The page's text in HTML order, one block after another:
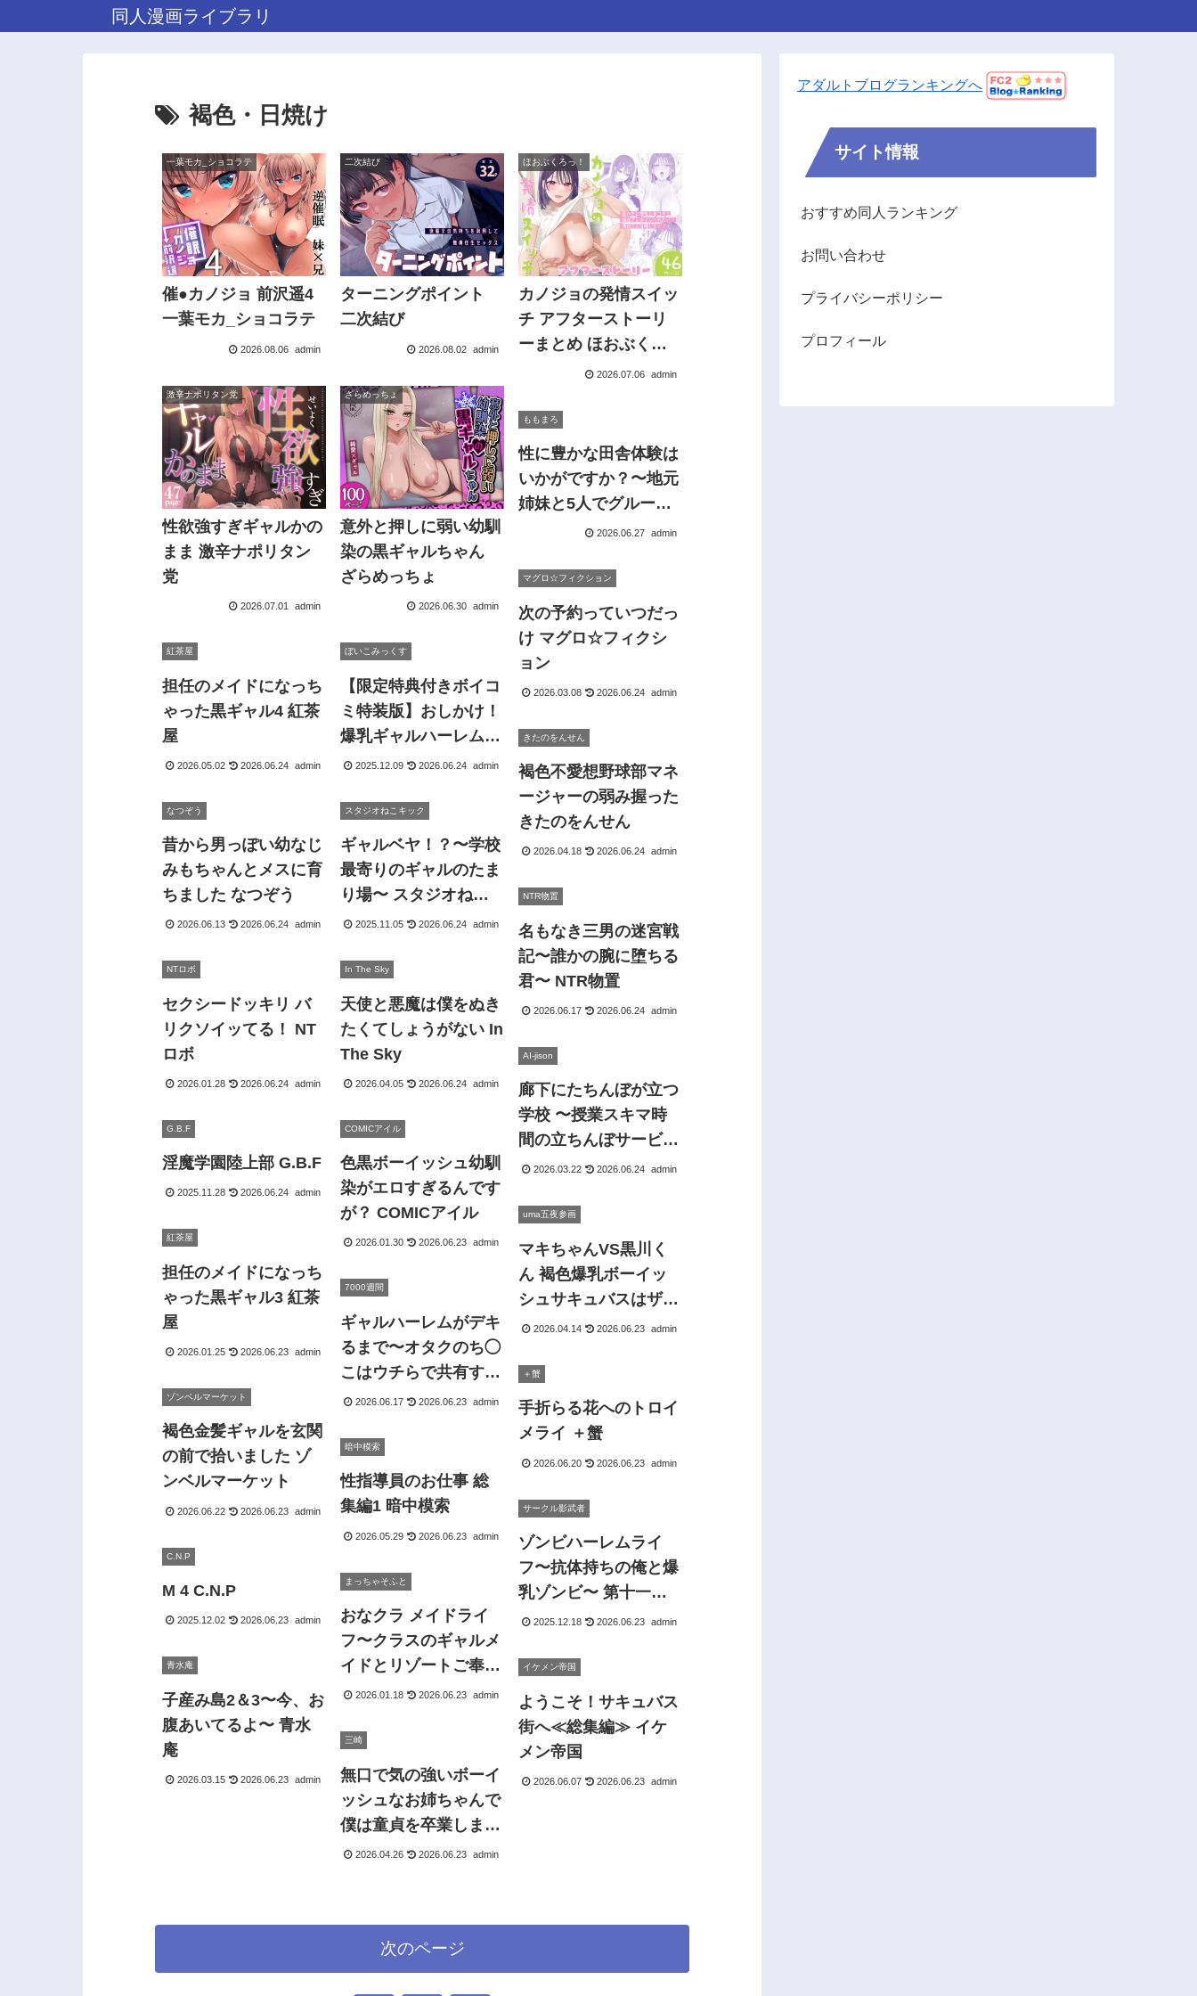
同人漫画ライブラリ
褐色・日焼け
一葉モカ_ショコラテ
催●カノジョ 前沢遥4
一葉モカ_ショコラテ
2026.08.06 admin
二次結び
ターニングポイント
二次結び
2026.08.02 admin
ほおぶくろっ！
カノジョの発情スイッ
チ アフターストーリ
ーまとめ ほおぶくろ
2026.07.06 admin
激辛ナポリタン党
性欲強すぎギャルかの
まま 激辛ナポリタン
党
2026.07.01 admin
ざらめっちょ
意外と押しに弱い幼馴
染の黒ギャルちゃん
ざらめっちょ
2026.06.30 admin
ももまろ
性に豊かな田舎体験は
いかがですか？〜地元
姉妹と5人でグループ
セックス〜 ももまろ
2026.06.27 admin
マグロ☆フィクション
次の予約っていつだっ
け マグロ☆フィクシ
ョン
2026.03.08 2026.06.24 admin
紅茶屋
担任のメイドになっち
ゃった黒ギャル4 紅茶
屋
2026.05.02 2026.06.24 admin
ぼいこみっくす
【限定特典付きボイコ
ミ特装版】おしかけ！
爆乳ギャルハーレム性
活 ぼいこみっくす
2025.12.09 2026.06.24 admin
きたのをんせん
褐色不愛想野球部マネ
ージャーの弱み握った
きたのをんせん
2026.04.18 2026.06.24 admin
なつぞう
昔から男っぽい幼なじ
みもちゃんとメスに育
ちました なつぞう
2026.06.13 2026.06.24 admin
スタジオねこキック
ギャルベヤ！？〜学校
最寄りのギャルのたま
り場〜 スタジオねこ
キック
2025.11.05 2026.06.24 admin
NTR物置
名もなき三男の迷宮戦
記〜誰かの腕に堕ちる
君〜 NTR物置
2026.06.17 2026.06.24 admin
NTロボ
セクシードッキリ バ
リクソイッてる！ NT
ロボ
2026.01.28 2026.06.24 admin
In The Sky
天使と悪魔は僕をぬき
たくてしょうがない In
The Sky
2026.04.05 2026.06.24 admin
AI-jison
廊下にたちんぼが立つ
学校 〜授業スキマ時
間の立ちんぼサービ
ス！清楚系からギャル
ル鳴るまでイキまく
り！ AI-jison
2026.03.22 2026.06.24 admin
G.B.F
淫魔学園陸上部 G.B.F
2025.11.28 2026.06.24 admin
COMICアイル
色黒ボーイッシュ幼馴
染がエロすぎるんです
が？ COMICアイル
2026.01.30 2026.06.23 admin
uma五夜参画
マキちゃんVS黒川く
ん 褐色爆乳ボーイッ
シュサキュバスはザー
ボテの夢を見るか？
2026.04.14 2026.06.23 admin
紅茶屋
担任のメイドになっち
ゃった黒ギャル3 紅茶
屋
2026.01.25 2026.06.23 admin
7000週間
ギャルハーレムがデキ
るまで〜オタクのち◯
こはウチらで共有する
って決めたから〜
2026.06.17 2026.06.23 admin
＋蟹
手折らる花へのトロイ
メライ ＋蟹
2026.06.20 2026.06.23 admin
ゾンベルマーケット
褐色金髪ギャルを玄関
の前で拾いました ゾ
ンベルマーケット
2026.06.22 2026.06.23 admin
暗中模索
性指導員のお仕事 総
集編1 暗中模索
2026.05.29 2026.06.23 admin
サークル影武者
ゾンビハーレムライ
フ〜抗体持ちの俺と爆
乳ゾンビ〜 第十一話
サークル影武者
2025.12.18 2026.06.23 admin
C.N.P
M 4 C.N.P
2025.12.02 2026.06.23 admin
まっちゃそふと
おなクラ メイドライ
フ〜クラスのギャルメ
イドとリゾートご奉仕
性活〜 まっちゃそふ
2026.01.18 2026.06.23 admin
青水庵
子産み島2＆3〜今、お
腹あいてるよ〜 青水
庵
2026.03.15 2026.06.23 admin
イケメン帝国
ようこそ！サキュバス
街へ≪総集編≫ イケ
メン帝国
2026.06.07 2026.06.23 admin
三崎
無口で気の強いボーイ
ッシュなお姉ちゃんで
僕は童貞を卒業しまし
た 三崎
2026.04.26 2026.06.23 admin
次のページ
アダルトブログランキングへ
サイト情報
おすすめ同人ランキング
お問い合わせ
プライバシーポリシー
プロフィール